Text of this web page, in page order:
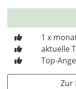
1 x
aktuelle
Top-
Zur